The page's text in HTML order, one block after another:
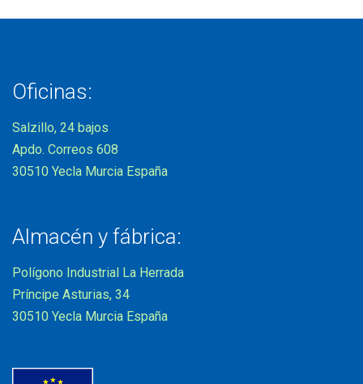
Oficinas:
Salzillo, 24 bajos
Apdo. Correos 608
30510 Yecla Murcia España
Almacén y fábrica:
Polígono Industrial La Herrada
Príncipe Asturias, 34
30510 Yecla Murcia España